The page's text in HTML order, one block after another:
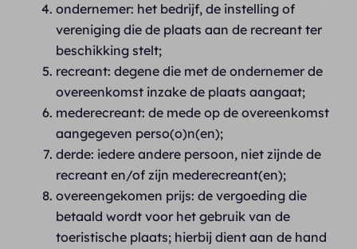
ondernemer: het bedrijf, de instelling of
vereniging die de plaats aan de recreant ter
beschikking stelt;
recreant: degene die met de ondernemer de
overeenkomst inzake de plaats aangaat;
mederecreant: de mede op de overeenkomst
aangegeven perso(o)n(en);
derde: iedere andere persoon, niet zijnde de
recreant en/of zijn mederecreant(en);
overeengekomen prijs: de vergoeding die
betaald wordt voor het gebruik van de
toeristische plaats; hierbij dient aan de hand